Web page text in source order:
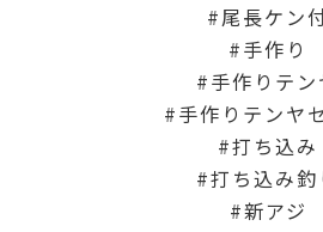
尾長ケン
手作り
手作りテン
手作りテンヤ
打ち込み
打ち込み釣
新アジ